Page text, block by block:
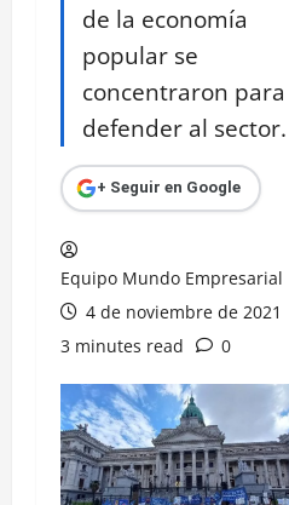
de la economía
popular se
concentraron para
defender al sector.
+ Seguir en Google
Equipo Mundo Empresarial
4 de noviembre de 2021
3 minutes read
0